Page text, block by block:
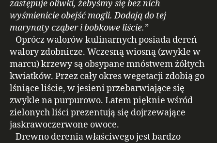
zastępuje oliwki, żebyśmy się bez nich
wyśmienicie obejść mogli. Dodają do tej
marynaty cząber i bobkowe liście.”
Oprócz walorów kulinarnych posiada dereń
walory zdobnicze. Wczesną wiosną (zwykle w
marcu) krzewy są obsypane mnóstwem żółtych
kwiatków. Przez cały okres wegetacji zdobią go
lśniące liście, w jesieni przebarwiające się
zwykle na purpurowo. Latem pięknie wśród
zielonych liści prezentują się dojrzewające
jaskrawoczerwone owoce.
Drewno derenia właściwego jest bardzo